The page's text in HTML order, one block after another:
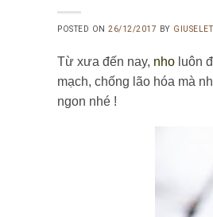
POSTED ON26/12/2017 BY
Từ xưa đến nay, nho luôn
mạch, chống lão hóa mà
ngon nhé !